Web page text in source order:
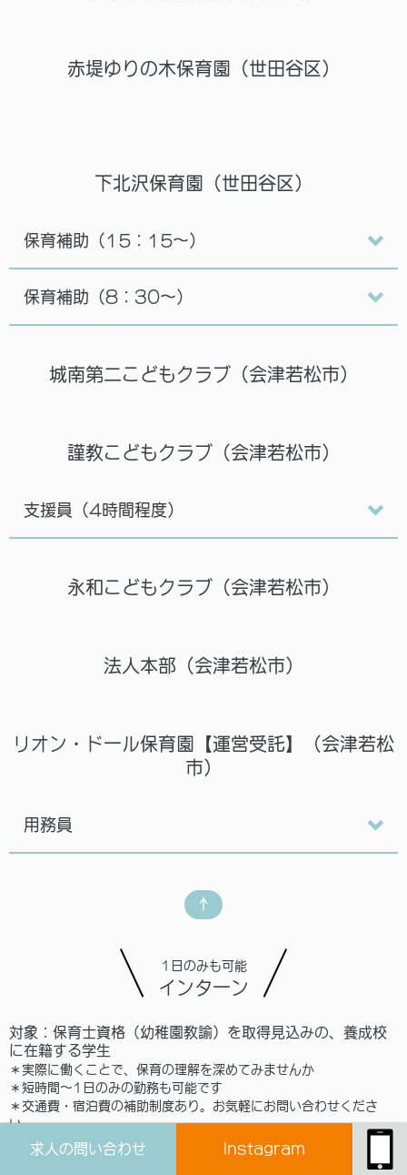
求人の問い合わせ Instagram
赤堤ゆりの木保育園（世田谷区）
下北沢保育園（世田谷区）
保育補助（15：15～）
保育補助（8：30～）
城南第二こどもクラブ（会津若松市）
謹教こどもクラブ（会津若松市）
支援員（4時間程度）
永和こどもクラブ（会津若松市）
法人本部（会津若松市）
リオン・ドール保育園【運営受託】（会津若松
市）
用務員
↑
1日のみも可能
インターン
対象：保育士資格（幼稚園教諭）を取得見込みの、養成校
に在籍する学生
＊実際に働くことで、保育の理解を深めてみませんか
＊短時間～1日のみの勤務も可能です
＊交通費・宿泊費の補助制度あり。お気軽にお問い合わせくださ
い。
＊見学も随時募集しています。
◆有償インターン：職員として給与と交通費が支給されるため入職